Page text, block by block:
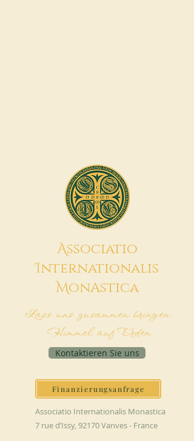
Associatio
Internationalis
MonAstica
Lass uns zusammen bringen
Himmel auf Erden
Kontaktieren Sie uns
Finanzierungsanfrage
Associatio Internationalis Monastica
7 rue d’Issy, 92170 Vanves - France